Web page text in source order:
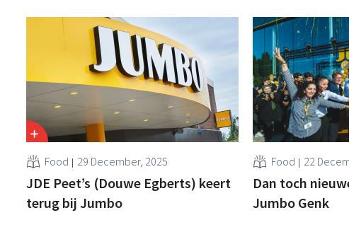
Food 29 December, 2025
JDE Peet’s (Douwe Egberts) keert
terug bij Jumbo
Food 22
Dan toch
Jumbo Genk